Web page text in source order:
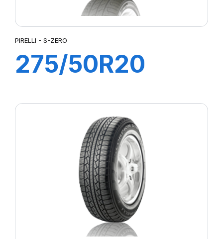
PIRELLI - S-ZERO
275/50R20